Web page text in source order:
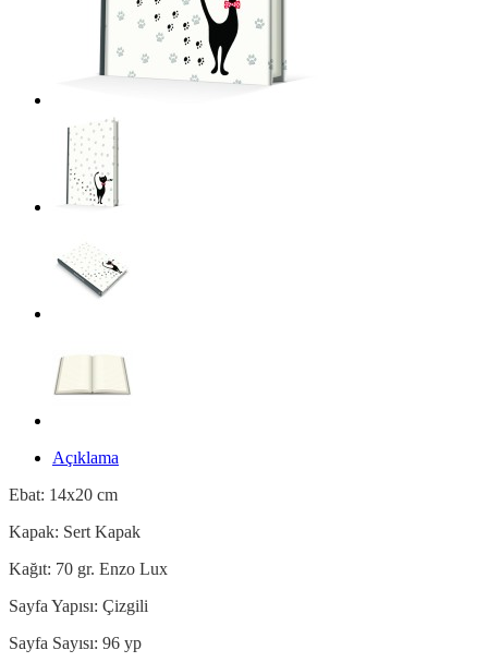
Açıklama
Ebat: 14x20 cm
Kapak: Sert Kapak
Kağıt: 70 gr. Enzo Lux
Sayfa Yapısı: Çizgili
Sayfa Sayısı: 96 yp